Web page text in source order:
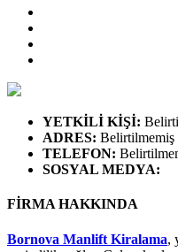
YETKİLİ KİŞİ:
ADRES: Belirtilmemiş
TELEFON:
SOSYAL MEDYA:
FİRMA HAKKINDA
Bornova Manlift Kiralama,